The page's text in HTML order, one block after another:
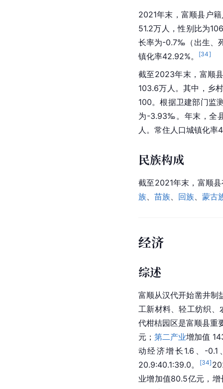
2021年末，富顺县户
51.2万人，性别比为
长率为-0.7‰（出生、
镇化率42.92%。
[34]
截至2023年末，富顺
103.6万人。其中，乡
100。根据卫建部门监
为-3.93‰。年末，全
人。常住人口城镇化
民族构成
截至2021年末，富顺
族、 苗族、 回族、 蒙古
经济
综述
富顺从汉代开始凿井制
工新材料、轻工纺织、
代柑桔园区是富顺县重
元；第二产业增加值
动经济增长1.6、-
20.9:40.1:39.0。
[34]
业增加值80.5亿元，增